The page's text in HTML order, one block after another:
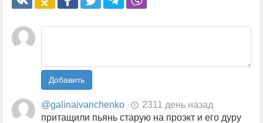
Добавить
@galinaivanchenko
2311 день назад
притащили пьянь старую на проэкт и его дуру